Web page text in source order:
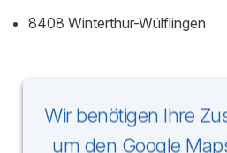
8408 Winterthur-Wülflingen
Wir benötigen Ihre
um den Google